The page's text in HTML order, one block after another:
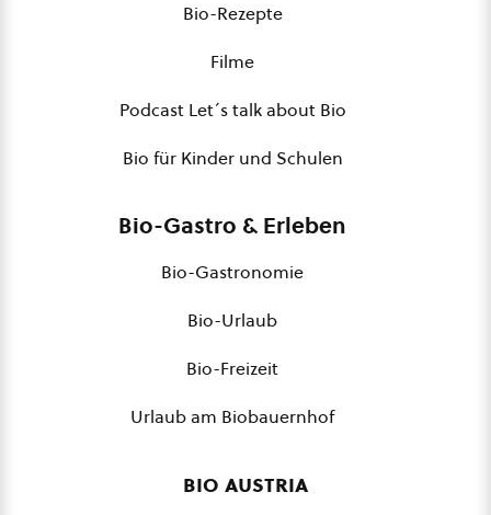
Bio-Rezepte
Filme
Podcast Let´s talk about Bio
Bio für Kinder und Schulen
Bio-Gastro & Erleben
Bio-Gastronomie
Bio-Urlaub
Bio-Freizeit
Urlaub am Biobauernhof
bio austria